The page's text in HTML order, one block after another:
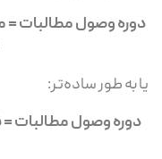
یا به طور ساده‌تر:
دوره وصول مطالبات = 365 / گردش حساب‌های دریافتنی